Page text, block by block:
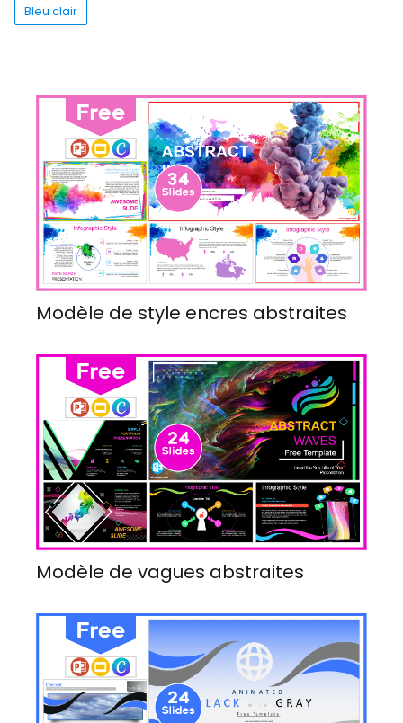
Bleu clair
Modèle de style encres abstraites
Modèle de vagues abstraites